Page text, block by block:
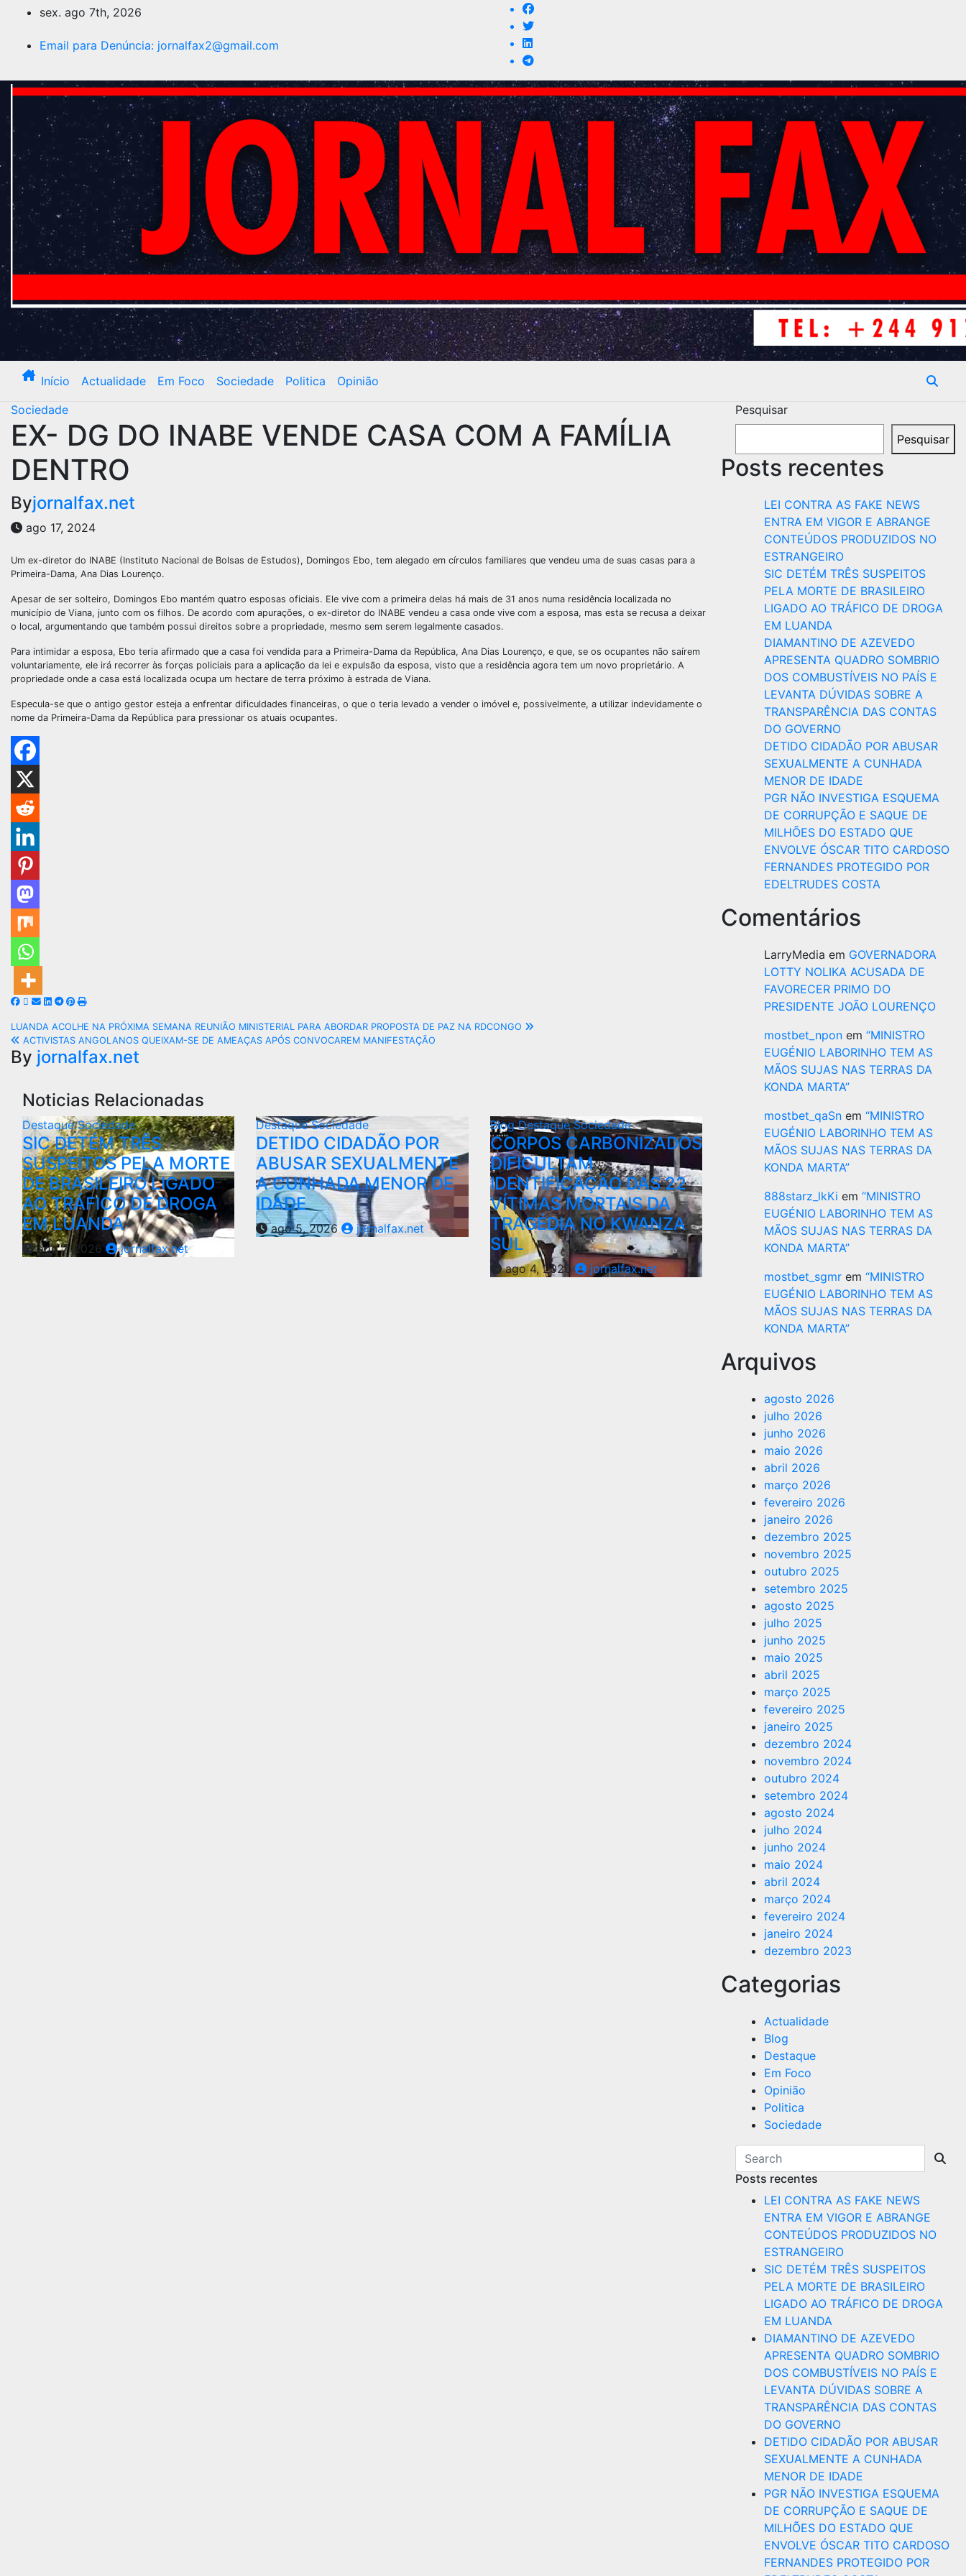
sex. ago 7th, 2026
Email para Denúncia: jornalfax2@gmail.com
Início Actualidade Em Foco Sociedade Politica
Opinião
Sociedade
EX- DG DO INABE VENDE CASA COM A FAMÍLIA
DENTRO
Byjornalfax.net
ago 17, 2024
Um ex-diretor do INABE (Instituto Nacional de Bolsas de Estudos), Domingos Ebo, tem alegado em círculos familiares que vendeu uma de suas casas para a
Primeira-Dama, Ana Dias Lourenço.
Apesar de ser solteiro, Domingos Ebo mantém quatro esposas oficiais. Ele vive com a primeira delas há mais de 31 anos numa residência localizada no
município de Viana, junto com os filhos. De acordo com apurações, o ex-diretor do INABE vendeu a casa onde vive com a esposa, mas esta se recusa a deixar
o local, argumentando que também possui direitos sobre a propriedade, mesmo sem serem legalmente casados.
Para intimidar a esposa, Ebo teria afirmado que a casa foi vendida para a Primeira-Dama da República, Ana Dias Lourenço, e que, se os ocupantes não saírem
voluntariamente, ele irá recorrer às forças policiais para a aplicação da lei e expulsão da esposa, visto que a residência agora tem um novo proprietário. A
propriedade onde a casa está localizada ocupa um hectare de terra próximo à estrada de Viana.
Especula-se que o antigo gestor esteja a enfrentar dificuldades financeiras, o que o teria levado a vender o imóvel e, possivelmente, a utilizar indevidamente o
nome da Primeira-Dama da República para pressionar os atuais ocupantes.
LUANDA ACOLHE NA PRÓXIMA SEMANA REUNIÃO MINISTERIAL PARA ABORDAR PROPOSTA DE PAZ NA RDCONGO
ACTIVISTAS ANGOLANOS QUEIXAM-SE DE AMEAÇAS APÓS CONVOCAREM MANIFESTAÇÃO
By jornalfax.net
Noticias Relacionadas
DestaqueSociedade
SIC DETÉM TRÊS
SUSPEITOS PELA MORTE
DE BRASILEIRO LIGADO
AO TRÁFICO DE DROGA
EM LUANDA
ago 7, 2026 jornalfax.net
DestaqueSociedade
DETIDO CIDADÃO POR
ABUSAR SEXUALMENTE
A CUNHADA MENOR DE
IDADE
ago 5, 2026 jornalfax.net
BlogDestaqueSociedade
CORPOS CARBONIZADOS
DIFICULTAM
IDENTIFICAÇÃO DAS 22
VÍTIMAS MORTAIS DA
TRAGÉDIA NO KWANZA
SUL
ago 4, 2026 jornalfax.net
Pesquisar
Pesquisar
Posts recentes
LEI CONTRA AS FAKE NEWS
ENTRA EM VIGOR E ABRANGE
CONTEÚDOS PRODUZIDOS NO
ESTRANGEIRO
SIC DETÉM TRÊS SUSPEITOS
PELA MORTE DE BRASILEIRO
LIGADO AO TRÁFICO DE DROGA
EM LUANDA
DIAMANTINO DE AZEVEDO
APRESENTA QUADRO SOMBRIO
DOS COMBUSTÍVEIS NO PAÍS E
LEVANTA DÚVIDAS SOBRE A
TRANSPARÊNCIA DAS CONTAS
DO GOVERNO
DETIDO CIDADÃO POR ABUSAR
SEXUALMENTE A CUNHADA
MENOR DE IDADE
PGR NÃO INVESTIGA ESQUEMA
DE CORRUPÇÃO E SAQUE DE
MILHÕES DO ESTADO QUE
ENVOLVE ÓSCAR TITO CARDOSO
FERNANDES PROTEGIDO POR
EDELTRUDES COSTA
Comentários
LarryMedia em GOVERNADORA
LOTTY NOLIKA ACUSADA DE
FAVORECER PRIMO DO
PRESIDENTE JOÃO LOURENÇO
mostbet_npon em “MINISTRO
EUGÉNIO LABORINHO TEM AS
MÃOS SUJAS NAS TERRAS DA
KONDA MARTA”
mostbet_qaSn em “MINISTRO
EUGÉNIO LABORINHO TEM AS
MÃOS SUJAS NAS TERRAS DA
KONDA MARTA”
888starz_lkKi em “MINISTRO
EUGÉNIO LABORINHO TEM AS
MÃOS SUJAS NAS TERRAS DA
KONDA MARTA”
mostbet_sgmr em “MINISTRO
EUGÉNIO LABORINHO TEM AS
MÃOS SUJAS NAS TERRAS DA
KONDA MARTA”
Arquivos
agosto 2026
julho 2026
junho 2026
maio 2026
abril 2026
março 2026
fevereiro 2026
janeiro 2026
dezembro 2025
novembro 2025
outubro 2025
setembro 2025
agosto 2025
julho 2025
junho 2025
maio 2025
abril 2025
março 2025
fevereiro 2025
janeiro 2025
dezembro 2024
novembro 2024
outubro 2024
setembro 2024
agosto 2024
julho 2024
junho 2024
maio 2024
abril 2024
março 2024
fevereiro 2024
janeiro 2024
dezembro 2023
Categorias
Actualidade
Blog
Destaque
Em Foco
Opinião
Politica
Sociedade
Posts recentes
LEI CONTRA AS FAKE NEWS
ENTRA EM VIGOR E ABRANGE
CONTEÚDOS PRODUZIDOS NO
ESTRANGEIRO
SIC DETÉM TRÊS SUSPEITOS
PELA MORTE DE BRASILEIRO
LIGADO AO TRÁFICO DE DROGA
EM LUANDA
DIAMANTINO DE AZEVEDO
APRESENTA QUADRO SOMBRIO
DOS COMBUSTÍVEIS NO PAÍS E
LEVANTA DÚVIDAS SOBRE A
TRANSPARÊNCIA DAS CONTAS
DO GOVERNO
DETIDO CIDADÃO POR ABUSAR
SEXUALMENTE A CUNHADA
MENOR DE IDADE
PGR NÃO INVESTIGA ESQUEMA
DE CORRUPÇÃO E SAQUE DE
MILHÕES DO ESTADO QUE
ENVOLVE ÓSCAR TITO CARDOSO
FERNANDES PROTEGIDO POR